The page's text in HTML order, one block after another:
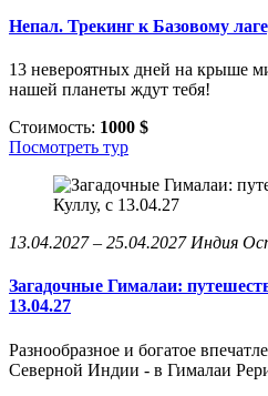
Непал. Трекинг к Базовому
13 невероятных дней на крыше
нашей планеты ждут тебя!
Стоимость: 1000 $
Посмотреть тур
13.04.2027 – 25.04.2027 Индия
Загадочные Гималаи:
13.04.27
Разнообразное и богатое
Северной Индии - в Гималаи